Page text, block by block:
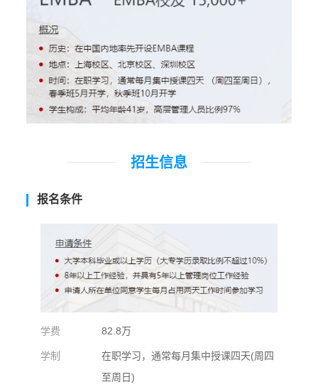
招生信息
报名条件
学费 82.8万
学制
在职学习，通常每月集中授课四天(周四
至周日)